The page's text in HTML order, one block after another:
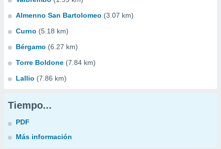
Almenno San Bartolomeo (3.07 km)
Curno (5.18 km)
Bérgamo (6.27 km)
Torre Boldone (7.84 km)
Lallio (7.86 km)
Tiempo...
PDF
Más información